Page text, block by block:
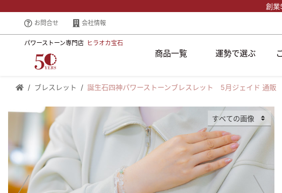
創業
お問合せ 会社情報
パワーストーン専門店 ヒラオカ宝石
商品一覧 運勢で選ぶ
ブレスレット 誕生石四神パワーストーンブレスレット 5月ジェイド 通販